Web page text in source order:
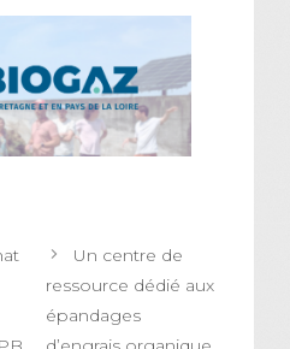
Un centre de
ressource dédié aux
épandages